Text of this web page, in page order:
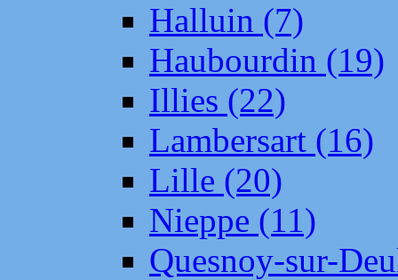
Halluin (7)
Haubourdin (19)
Illies (22)
Lambersart (16)
Lille (20)
Nieppe (11)
Quesnoy-sur-